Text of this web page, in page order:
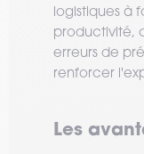
logistiques à
productivité,
erreurs de
renforcer
Les